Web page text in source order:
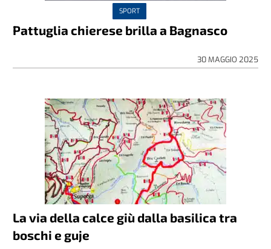
SPORT
Pattuglia chierese brilla a Bagnasco
30 MAGGIO 2025
La via della calce giù dalla basilica tra
boschi e guje